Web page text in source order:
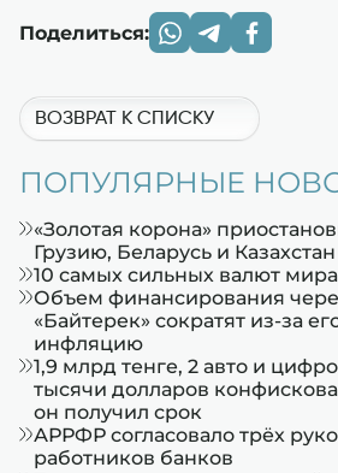
Поделиться:
ВОЗВРАТ К СПИСКУ
ПОПУЛЯРНЫЕ
«Золотая корона»
Грузию, Беларусь и Казахстан
10 самых сильных валют
Объем финансирования
«Байтерек» сократят из-за
инфляцию
1,9 млрд тенге, 2 авто и
тысячи долларов
он получил срок
АРРФР согласовало трёх
работников банков